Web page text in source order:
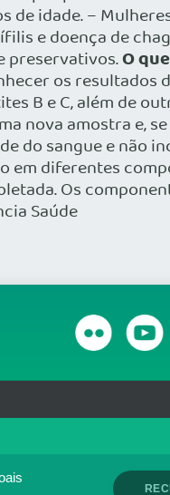
de idade. –
e doença de
preservativos.O
os resultados
B e C, além de
nova amostra e,
do sangue e não
em diferentes
Os
Saúde
de monitoramento de